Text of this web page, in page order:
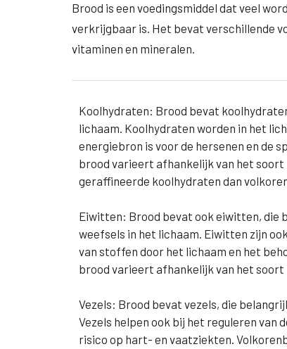
Brood is een voedingsmiddel dat veel
verkrijgbaar is. Het bevat verschillende
vitaminen en mineralen.
Koolhydraten: Brood bevat
lichaam. Koolhydraten worden in het
energiebron is voor de hersenen en de
brood varieert afhankelijk van het
geraffineerde koolhydraten dan
Eiwitten: Brood bevat ook eiwitten, die
weefsels in het lichaam. Eiwitten zijn
van stoffen door het lichaam en het
brood varieert afhankelijk van het
Vezels: Brood bevat vezels, die
Vezels helpen ook bij het reguleren van
risico op hart- en vaatziekten.